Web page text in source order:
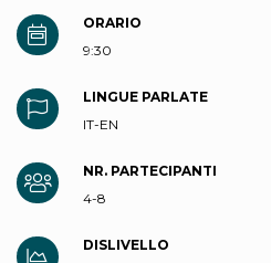
ORARIO
9:30
LINGUE PARLATE
IT-EN
NR. PARTECIPANTI
4-8
DISLIVELLO